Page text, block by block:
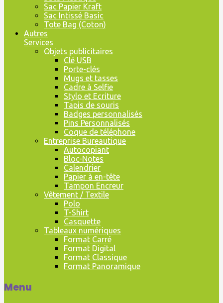
Sac Papier Kraft
Sac Intissé Basic
Tote Bag (Coton)
Autres
Services
Objets publicitaires
Clé USB
Porte-clés
Mugs et tasses
Cadre à Selfie
Stylo et Ecriture
Tapis de souris
Badges personnalisés
Pins Personnalisés
Coque de téléphone
Entreprise Bureautique
Autocopiant
Bloc-Notes
Calendrier
Papier à en-tête
Tampon Encreur
Vêtement / Textile
Polo
T-Shirt
Casquette
Tableaux numériques
Format Carré
Format Digital
Format Classique
Format Panoramique
Menu